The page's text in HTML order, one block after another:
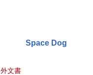
Space Dog
外文書